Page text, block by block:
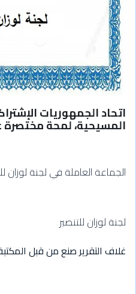
اتحاد الجمهوريات
المسيحية، لمحة
الجماعة العاملة في لجنة لوزان
لجنة لوزان للتنصير
غلاف التقرير صنع من قبل